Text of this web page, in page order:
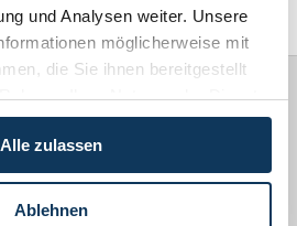
und Analysen weiter. Unsere
möglicherweise mit
die Sie ihnen bereitgestellt
Ihrer Nutzung der Dienste
Alle zulassen
Ablehnen
jur.
MÜLLER